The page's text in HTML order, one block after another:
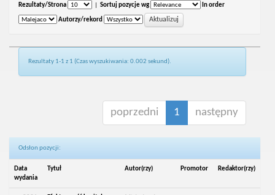
Rezultaty/Strona Sortuj pozycje wg In order
Autorzy/rekord
Rezultaty 1-1 z 1 (Czas wyszukiwania: 0.002 sekund).
poprzedni 1 następny
Odsłon pozycji:
Data
wydania
Tytuł Autor(rzy) Promotor Redaktor(rzy)